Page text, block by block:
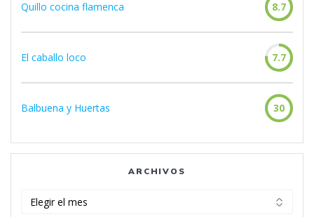
Quillo cocina flamenca 8.7
El caballo loco 7.7
Balbuena y Huertas 30
ARCHIVOS